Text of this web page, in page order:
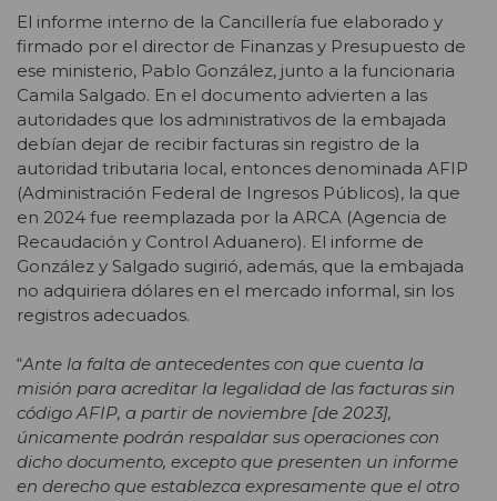
El informe interno de la Cancillería fue elaborado y
firmado por el director de Finanzas y Presupuesto de
ese ministerio, Pablo González, junto a la funcionaria
Camila Salgado. En el documento advierten a las
autoridades que los administrativos de la embajada
debían dejar de recibir facturas sin registro de la
autoridad tributaria local, entonces denominada AFIP
(Administración Federal de Ingresos Públicos), la que
en 2024 fue reemplazada por la ARCA (Agencia de
Recaudación y Control Aduanero). El informe de
González y Salgado sugirió, además, que la embajada
no adquiriera dólares en el mercado informal, sin los
registros adecuados.
“Ante la falta de antecedentes con que cuenta la
misión para acreditar la legalidad de las facturas sin
código AFIP, a partir de noviembre [de 2023],
únicamente podrán respaldar sus operaciones con
dicho documento, excepto que presenten un informe
en derecho que establezca expresamente que el otro